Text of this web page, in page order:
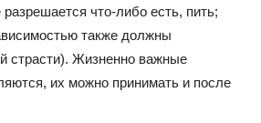
что-либо есть, пить;
также должны
страсти). Жизненно важные
их можно принимать и после